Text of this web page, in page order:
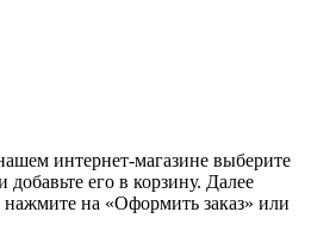
интернет-магазине выберите
его в корзину. Далее
на «Оформить заказ» или